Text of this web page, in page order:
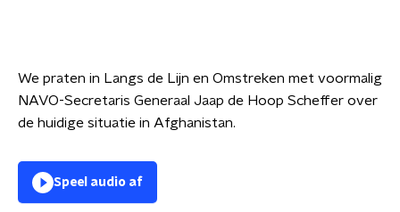
We praten in Langs de Lijn en Omstreken met voormalig
NAVO-Secretaris Generaal Jaap de Hoop Scheffer over
de huidige situatie in Afghanistan.
Speel audio af